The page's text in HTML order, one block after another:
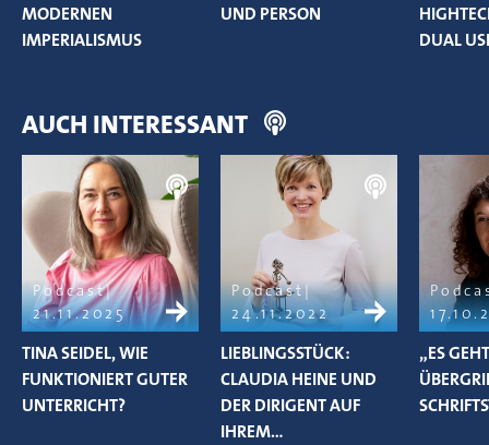
MODERNEN
IMPERIALISMUS
UND PERSON
DUAL
AUCH INTERESSANT
Podcast
21.11.2025
TINA SEIDEL, WIE
FUNKTIONIERT GUTER
UNTERRICHT?
Podcast
24.11.2022
LIEBLINGSSTÜCK:
CLAUDIA HEINE UND
DER DIRIGENT AUF
IHREM…
„ES